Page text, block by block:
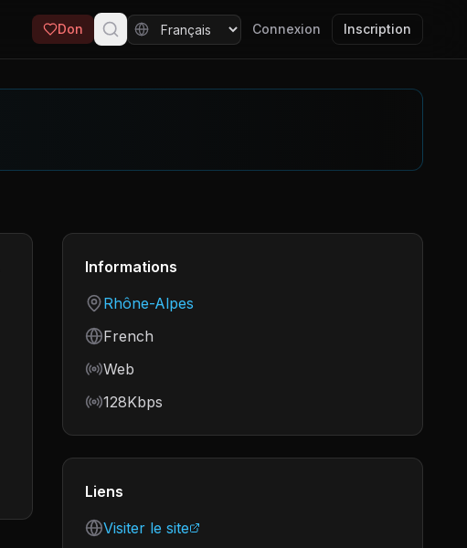
Don Connexion Inscription
Informations
Country
Rhône-Alpes
Language
French
Frequency
Web
Bitrate
128Kbps
Liens
Visiter le site